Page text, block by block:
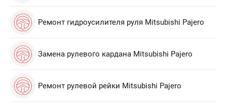
Ремонт гидроусилителя руля Mitsubishi Pajero
Замена рулевого кардана Mitsubishi Pajero
Ремонт рулевой рейки Mitsubishi Pajero